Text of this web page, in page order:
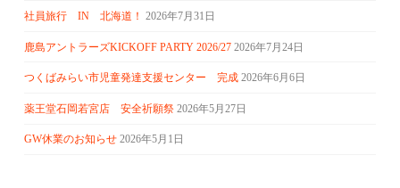
社員旅行 IN 北海道！ 2026年7月31日
鹿島アントラーズKICKOFF PARTY 2026/27 2026年7月24日
つくばみらい市児童発達支援センター 完成 2026年6月6日
薬王堂石岡若宮店 安全祈願祭 2026年5月27日
GW休業のお知らせ 2026年5月1日